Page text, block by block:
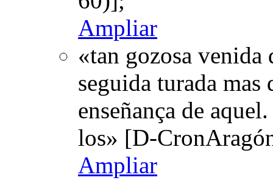
Ampliar
«tan gozosa
seguida turada mas
enseñança de
los» [D-
Ampliar